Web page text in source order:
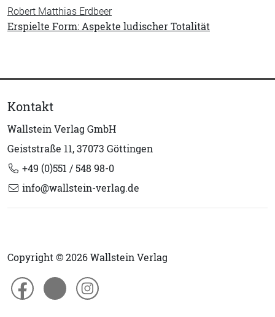
Robert Matthias Erdbeer
Erspielte Form: Aspekte ludischer Totalität
Kontakt
Wallstein Verlag GmbH
Geiststraße 11, 37073 Göttingen
+49 (0)551 / 548 98-0
info@wallstein-verlag.de
Copyright © 2026 Wallstein Verlag